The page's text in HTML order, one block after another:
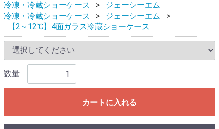
冷凍・冷蔵ショーケース
ジェーシーエム
冷凍・冷蔵ショーケース
ジェーシーエム
【2～12℃】4面ガラス冷蔵ショーケース
数量
カートに入れる